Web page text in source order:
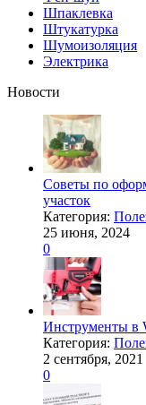
Шпаклевка
Штукатурка
Шумоизоляция
Электрика
Новости
Советы по
участок
Категория:
25 июня, 2024
0
Инструменты в
Категория:
2 сентября, 2021
0